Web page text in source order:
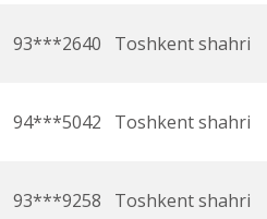
93***2640 Toshkent shahri
94***5042 Toshkent shahri
93***9258 Toshkent shahri